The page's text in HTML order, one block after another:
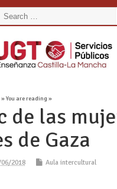
» You are reading »
de las
de Gaza
2018 Aula intercultural